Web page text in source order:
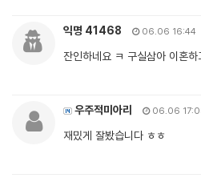
익명 41468 06.06 16:44
잔인하네요 ㅋ 구실삼아 이혼
우주적미아리 06.06
재밌게 잘봤습니다 ㅎㅎ